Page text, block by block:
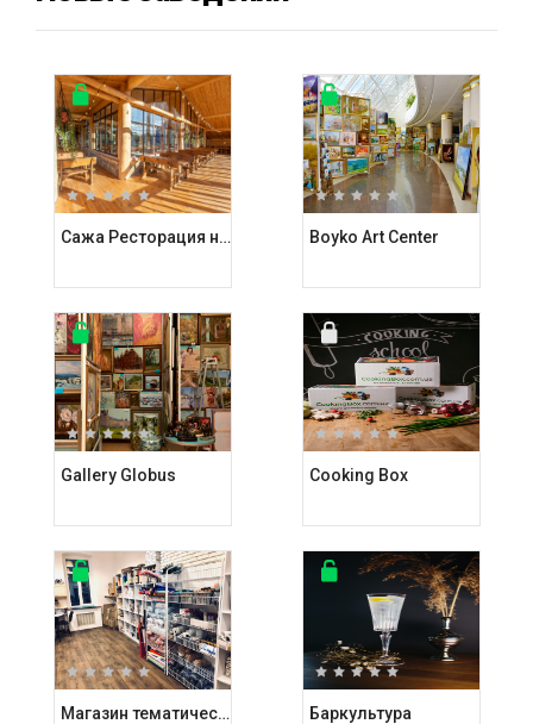
Сажа Ресторация на углях Boyko Art Center
Gallery Globus Cooking Box
Магазин тематических подарков Kashalot Баркультура